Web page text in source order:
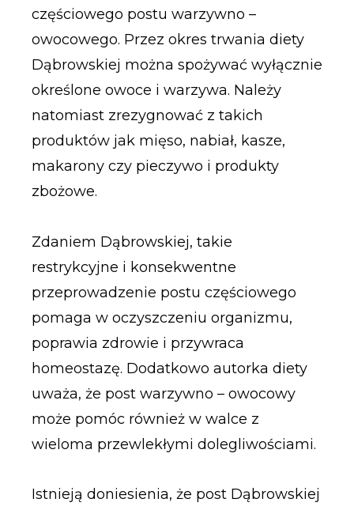
częściowego postu warzywno –
owocowego. Przez okres trwania diety
Dąbrowskiej można spożywać wyłącznie
określone owoce i warzywa. Należy
natomiast zrezygnować z takich
produktów jak mięso, nabiał, kasze,
makarony czy pieczywo i produkty
zbożowe.
Zdaniem Dąbrowskiej, takie
restrykcyjne i konsekwentne
przeprowadzenie postu częściowego
pomaga w oczyszczeniu organizmu,
poprawia zdrowie i przywraca
homeostazę. Dodatkowo autorka diety
uważa, że post warzywno – owocowy
może pomóc również w walce z
wieloma przewlekłymi dolegliwościami.
Istnieją doniesienia, że post Dąbrowskiej